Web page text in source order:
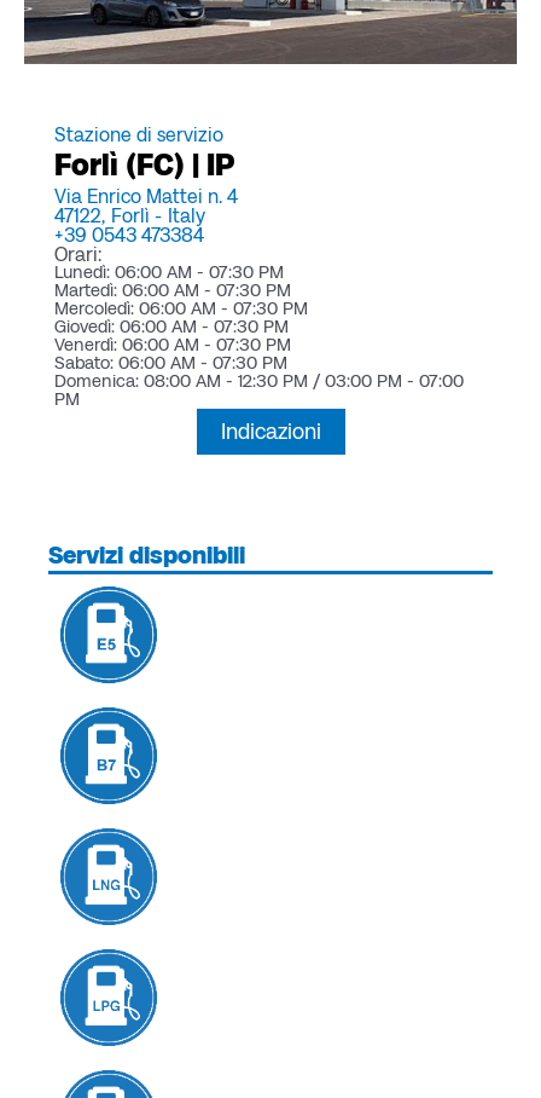
Stazione di servizio
Forlì (FC) | IP
Via Enrico Mattei n. 4
47122, Forlì - Italy
+39 0543 473384
Orari:
Lunedì: 06:00 AM - 07:30 PM
Martedì: 06:00 AM - 07:30 PM
Mercoledì: 06:00 AM - 07:30 PM
Giovedì: 06:00 AM - 07:30 PM
Venerdì: 06:00 AM - 07:30 PM
Sabato: 06:00 AM - 07:30 PM
Domenica: 08:00 AM - 12:30 PM / 03:00 PM - 07:00
PM
Indicazioni
Servizi disponibili